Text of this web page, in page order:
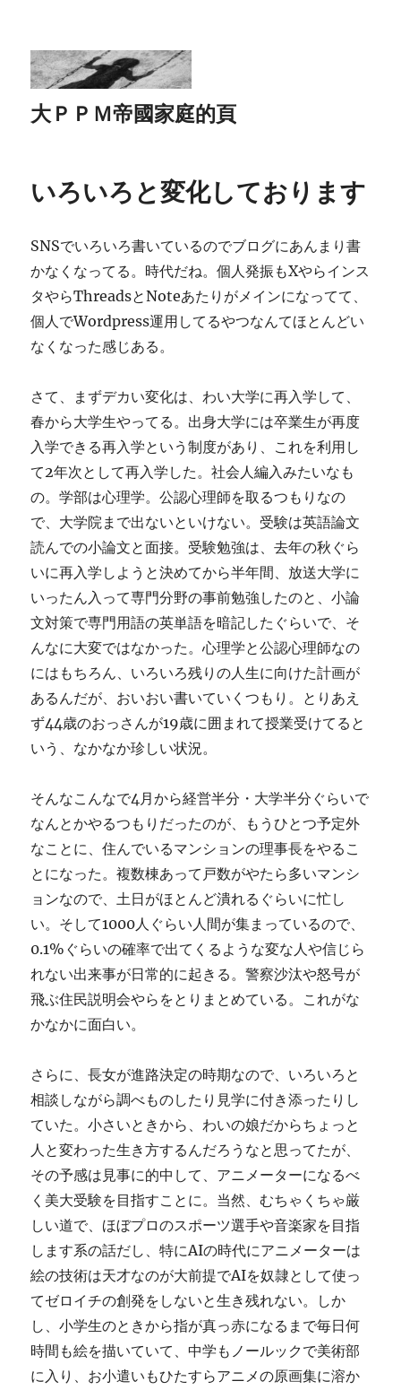
大ＰＰＭ帝國家庭的頁
いろいろと変化しております
SNSでいろいろ書いているのでブログにあんまり書
かなくなってる。時代だね。個人発振もXやらインス
タやらThreadsとNoteあたりがメインになってて、
個人でWordpress運用してるやつなんてほとんどい
なくなった感じある。
さて、まずデカい変化は、わい大学に再入学して、
春から大学生やってる。出身大学には卒業生が再度
入学できる再入学という制度があり、これを利用し
て2年次として再入学した。社会人編入みたいなも
の。学部は心理学。公認心理師を取るつもりなの
で、大学院まで出ないといけない。受験は英語論文
読んでの小論文と面接。受験勉強は、去年の秋ぐら
いに再入学しようと決めてから半年間、放送大学に
いったん入って専門分野の事前勉強したのと、小論
文対策で専門用語の英単語を暗記したぐらいで、そ
んなに大変ではなかった。心理学と公認心理師なの
にはもちろん、いろいろ残りの人生に向けた計画が
あるんだが、おいおい書いていくつもり。とりあえ
ず44歳のおっさんが19歳に囲まれて授業受けてると
いう、なかなか珍しい状況。
そんなこんなで4月から経営半分・大学半分ぐらいで
なんとかやるつもりだったのが、もうひとつ予定外
なことに、住んでいるマンションの理事長をやるこ
とになった。複数棟あって戸数がやたら多いマンシ
ョンなので、土日がほとんど潰れるぐらいに忙し
い。そして1000人ぐらい人間が集まっているので、
0.1%ぐらいの確率で出てくるような変な人や信じら
れない出来事が日常的に起きる。警察沙汰や怒号が
飛ぶ住民説明会やらをとりまとめている。これがな
かなかに面白い。
さらに、長女が進路決定の時期なので、いろいろと
相談しながら調べものしたり見学に付き添ったりし
ていた。小さいときから、わいの娘だからちょっと
人と変わった生き方するんだろうなと思ってたが、
その予感は見事に的中して、アニメーターになるべ
く美大受験を目指すことに。当然、むちゃくちゃ厳
しい道で、ほぼプロのスポーツ選手や音楽家を目指
します系の話だし、特にAIの時代にアニメーターは
絵の技術は天才なのが大前提でAIを奴隷として使っ
てゼロイチの創発をしないと生き残れない。しか
し、小学生のときから指が真っ赤になるまで毎日何
時間も絵を描いていて、中学もノールックで美術部
に入り、お小遣いもひたすらアニメの原画集に溶か